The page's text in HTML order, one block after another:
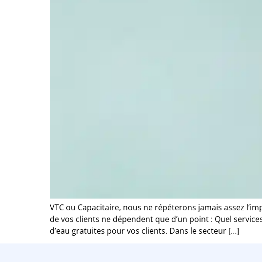
VTC ou Capacitaire, nous ne répéterons jamais assez
de vos clients ne dépendent que d’un point : Quel
d’eau gratuites pour vos clients. Dans le secteur […]